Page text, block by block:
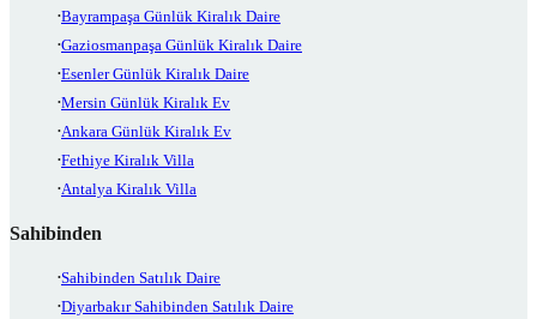
Bayrampaşa Günlük Kiralık Daire
Gaziosmanpaşa Günlük Kiralık Daire
Esenler Günlük Kiralık Daire
Mersin Günlük Kiralık Ev
Ankara Günlük Kiralık Ev
Fethiye Kiralık Villa
Antalya Kiralık Villa
Sahibinden
Sahibinden Satılık Daire
Diyarbakır Sahibinden Satılık Daire